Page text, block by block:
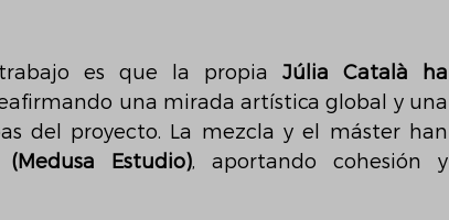
es que la propia Júlia Català ha
una mirada artística global y una
del proyecto. La mezcla y el máster han
(Medusa Estudio), aportando cohesión y